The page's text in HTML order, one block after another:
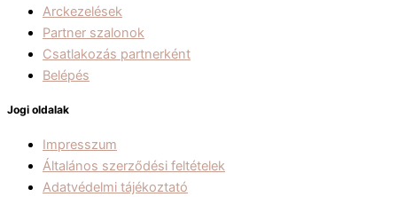
Arckezelések
Partner szalonok
Csatlakozás partnerként
Belépés
Jogi oldalak
Impresszum
Általános szerződési feltételek
Adatvédelmi tájékoztató